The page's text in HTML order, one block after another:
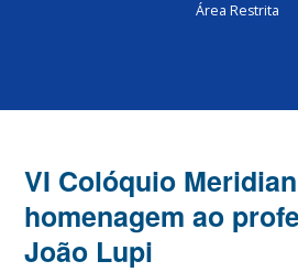
Área Restrita
VI Colóquio
homenagem ao
João Lupi